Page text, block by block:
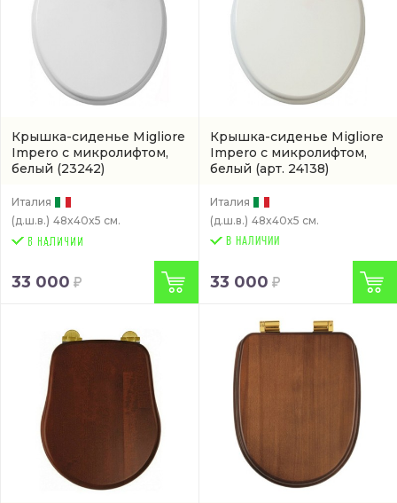
Крышка-сиденье Migliore
Impero с микролифтом,
белый (23242)
Италия
(д.ш.в.) 48x40x5 см.
33 000
Крышка-сиденье Migliore
Impero с микролифтом,
белый (арт. 24138)
Италия
(д.ш.в.) 48x40x5 см.
В НАЛИЧИИ
33 000